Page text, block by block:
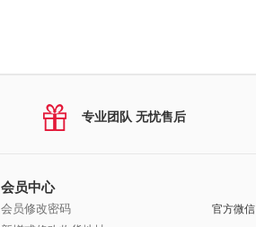
专业团队 无忧售后
会员中心
会员修改密码
官方微信